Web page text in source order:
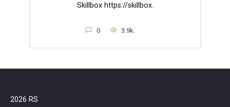
Skillbox https://skillbox.
0 3.9k.
2026 RS